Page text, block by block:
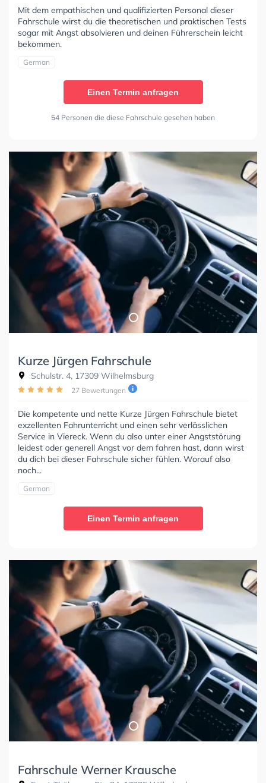
Mit dem empathischen und qualifizierten Personal dieser
Fahrschule wirst du die theoretischen und praktischen Tests
sogar mit Angst absolvieren und deinen Führerschein leicht
bekommen.
German
Einen Termin anfragen
54 Personen die diese Fahrschule gesehen haben
Kurze Jürgen Fahrschule
Schulstr. 4, 17309 Wilhelmsburg
27 Bewertungen
Die kompetente und nette Kurze Jürgen Fahrschule bietet
exzellenten Fahrunterricht und einen sehr verlässlichen
Service in Viereck. Wenn du also unter einer Angststörung
leidest oder generell Angst vor dem fahren hast, dann wirst
du dich bei dieser Fahrschule sicher fühlen. Worauf also
noch...
German
Einen Termin anfragen
Fahrschule Werner Krausche